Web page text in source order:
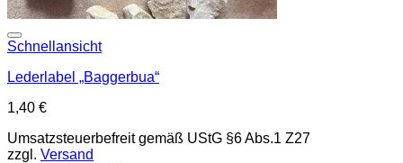
Schnellansicht
Lederlabel „Baggerbua“
1,40 €
Umsatzsteuerbefreit gemäß UStG §6 Abs.1 Z27
zzgl. Versand